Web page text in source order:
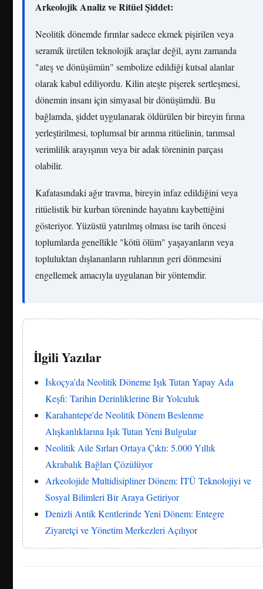
Arkeolojik Analiz ve Ritüel Şiddet:
Neolitik dönemde fırınlar sadece ekmek pişirilen veya
seramik üretilen teknolojik araçlar değil, aynı zamanda
"ateş ve dönüşümün" sembolize edildiği kutsal alanlar
olarak kabul ediliyordu. Kilin ateşte pişerek sertleşmesi,
dönemin insanı için simyasal bir dönüşümdü. Bu
bağlamda, şiddet uygulanarak öldürülen bir bireyin fırına
yerleştirilmesi, toplumsal bir arınma ritüelinin, tarımsal
verimlilik arayışının veya bir adak töreninin parçası
olabilir.
Kafatasındaki ağır travma, bireyin infaz edildiğini veya
ritüelistik bir kurban töreninde hayatını kaybettiğini
gösteriyor. Yüzüstü yatırılmış olması ise tarih öncesi
toplumlarda genellikle "kötü ölüm" yaşayanların veya
topluluktan dışlananların ruhlarının geri dönmesini
engellemek amacıyla uygulanan bir yöntemdir.
İlgili Yazılar
İskoçya'da Neolitik Döneme Işık Tutan Yapay Ada
Keşfi: Tarihin Derinliklerine Bir Yolculuk
Karahantepe'de Neolitik Dönem Beslenme
Alışkanlıklarına Işık Tutan Yeni Bulgular
Neolitik Aile Sırları Ortaya Çıktı: 5.000 Yıllık
Akrabalık Bağları Çözülüyor
Arkeolojide Multidisipliner Dönem: İTÜ Teknolojiyi ve
Sosyal Bilimleri Bir Araya Getiriyor
Denizli Antik Kentlerinde Yeni Dönem: Entegre
Ziyaretçi ve Yönetim Merkezleri Açılıyor